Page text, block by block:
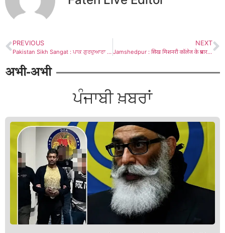
PREVIOUS
Pakistan Sikh Sangat : ਪਾਕ ਗੁਰਦੁਆਰਾ ਕਮੇਟੀ ਵੱਲੋਂ ਗੁਰੂ ਅਰਜਨ ਦੇਵ ਜੀ ਦਾ ਸ਼ਹੀਦੀ ਦਿਹਾੜਾ ਸ਼ਰਧਾ ਅਤੇ ਸਤਿਕਾਰ ਨਾਲ ਮਨਾਇਆ ਗਿਆ
NEXT
Jamshedpur : सिख मिशनरी कॉलेज के प्रचारकों को सीजीपीसी ने किया सम्मानित
अभी-अभी
ਪੰਜਾਬੀ ਖ਼ਬਰਾਂ